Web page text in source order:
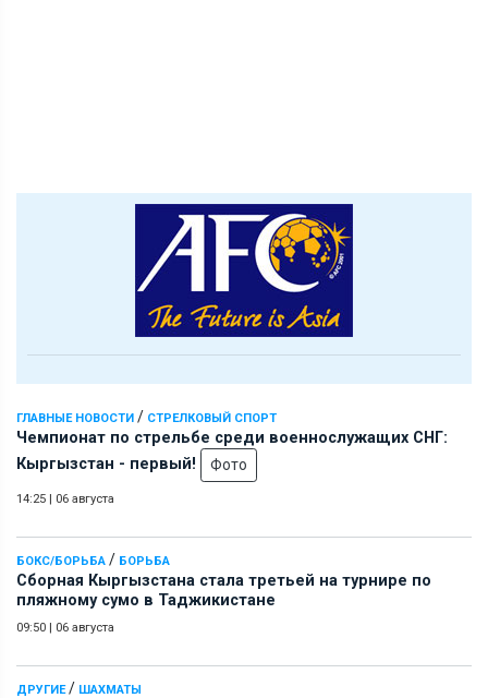
ГЛАВНЫЕ НОВОСТИ / СТРЕЛКОВЫЙ СПОРТ
Чемпионат по стрельбе среди военнослужащих СНГ:
Кыргызстан - первый!
Фото
14:25 | 06 августа
БОКС/БОРЬБА / БОРЬБА
Сборная Кыргызстана стала третьей на турнире по
пляжному сумо в Таджикистане
09:50 | 06 августа
ДРУГИЕ/ ШАХМАТЫ